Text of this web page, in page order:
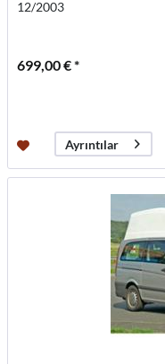
12/2003
699,00 € *
Ayrıntılar